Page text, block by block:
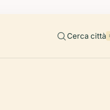
Cerca città